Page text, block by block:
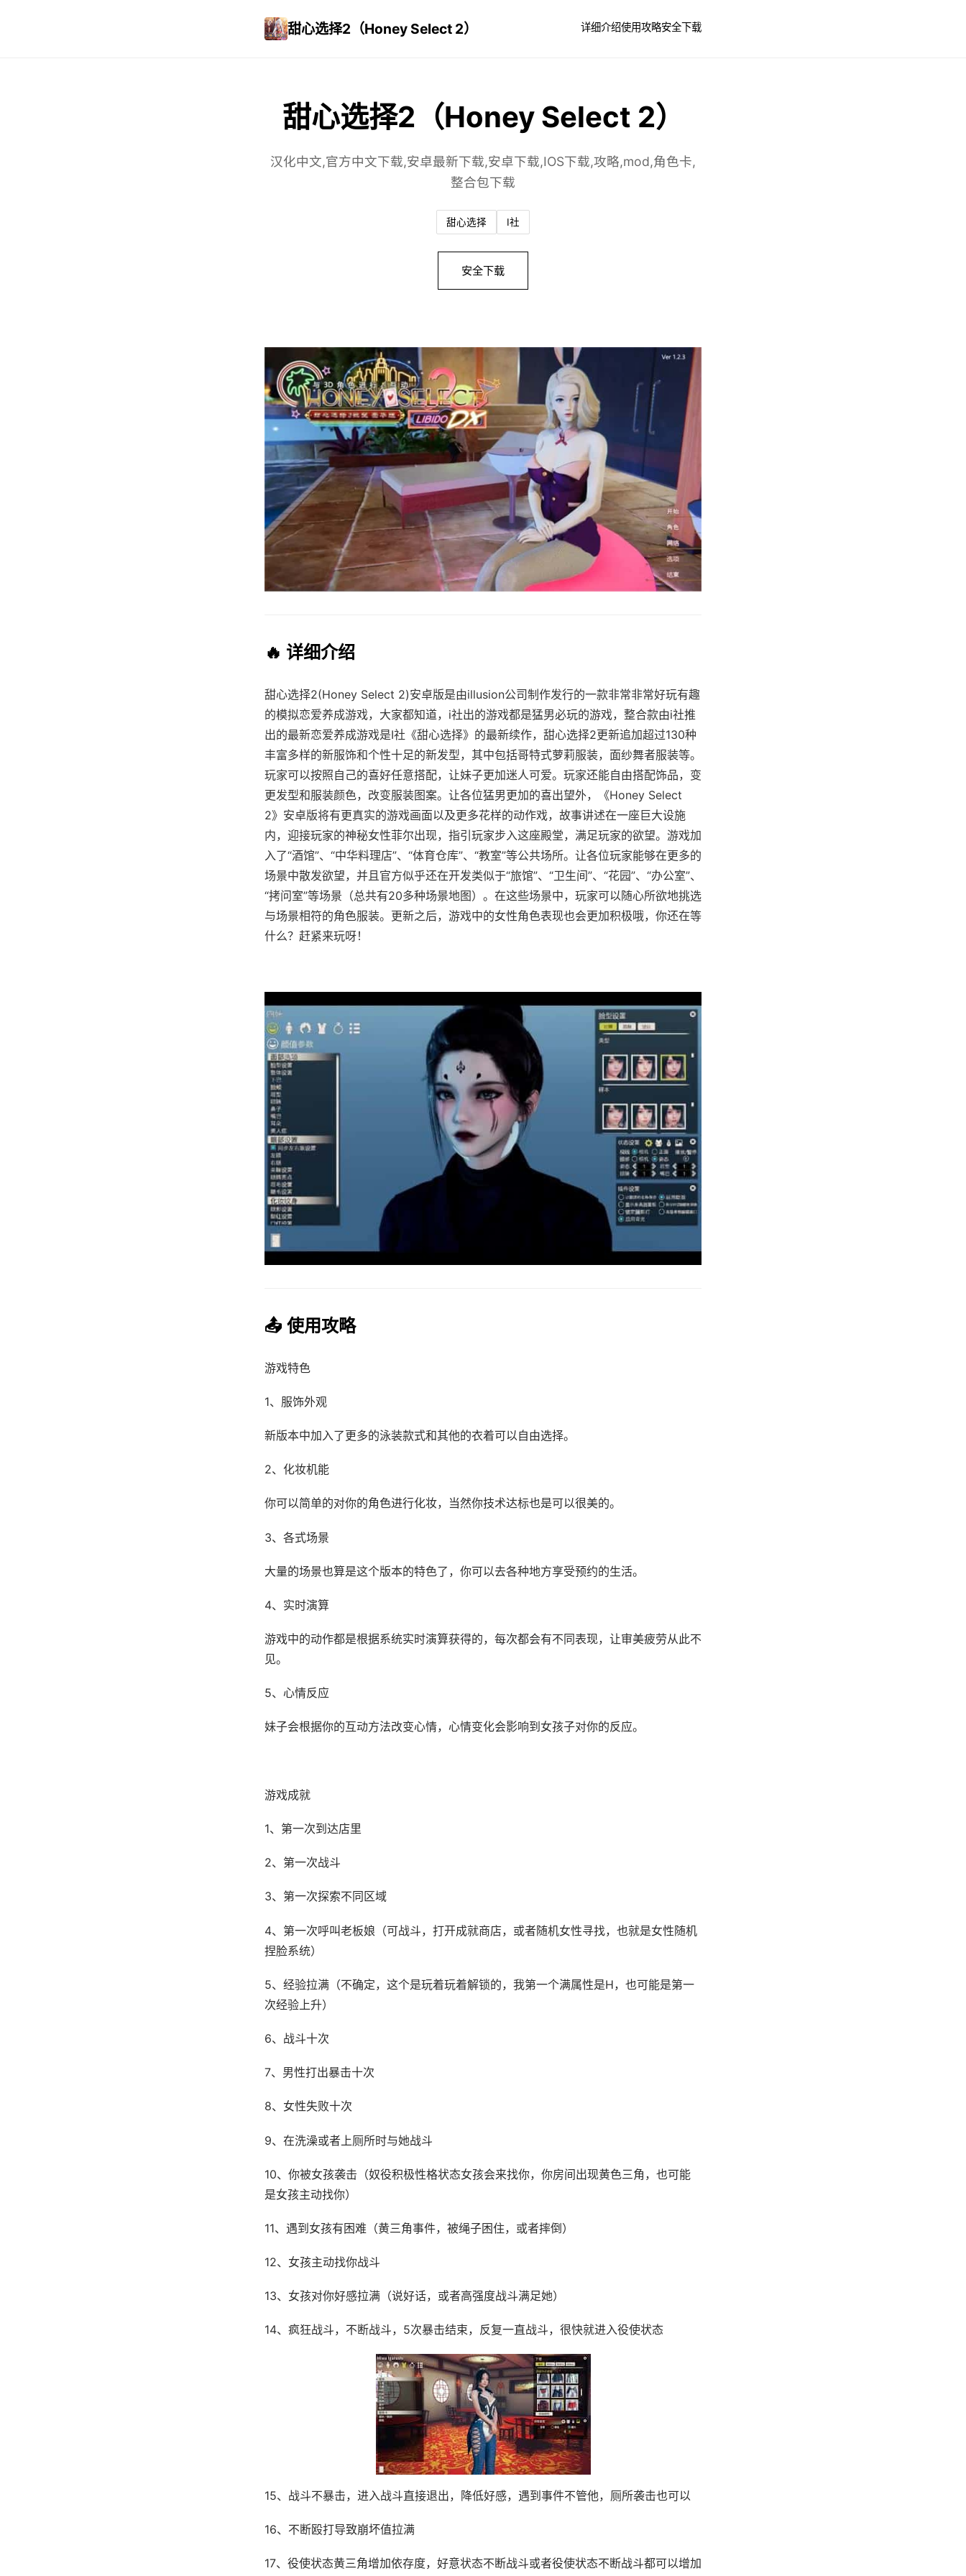
甜心选择2（Honey Select 2） 详细介绍使用攻略安全下载
甜心选择2（Honey Select 2）
汉化中文,官方中文下载,安卓最新下载,安卓下载,IOS下载,攻略,mod,角色卡,
整合包下载
甜心选择 I社
安全下载
🔥 详细介绍
甜心选择2(Honey Select 2)安卓版是由illusion公司制作发行的一款非常非常好玩有趣
的模拟恋爱养成游戏，大家都知道，i社出的游戏都是猛男必玩的游戏，整合款由i社推
出的最新恋爱养成游戏是I社《甜心选择》的最新续作，甜心选择2更新追加超过130种
丰富多样的新服饰和个性十足的新发型，其中包括哥特式萝莉服装，面纱舞者服装等。
玩家可以按照自己的喜好任意搭配，让妹子更加迷人可爱。玩家还能自由搭配饰品，变
更发型和服装颜色，改变服装图案。让各位猛男更加的喜出望外，《Honey Select
2》安卓版将有更真实的游戏画面以及更多花样的动作戏，故事讲述在一座巨大设施
内，迎接玩家的神秘女性菲尔出现，指引玩家步入这座殿堂，满足玩家的欲望。游戏加
入了“酒馆”、“中华料理店”、“体育仓库”、“教室”等公共场所。让各位玩家能够在更多的
场景中散发欲望，并且官方似乎还在开发类似于“旅馆”、“卫生间”、“花园”、“办公室”、
“拷问室”等场景（总共有20多种场景地图）。在这些场景中，玩家可以随心所欲地挑选
与场景相符的角色服装。更新之后，游戏中的女性角色表现也会更加积极哦，你还在等
什么？赶紧来玩呀！
📤 使用攻略
游戏特色
1、服饰外观
新版本中加入了更多的泳装款式和其他的衣着可以自由选择。
2、化妆机能
你可以简单的对你的角色进行化妆，当然你技术达标也是可以很美的。
3、各式场景
大量的场景也算是这个版本的特色了，你可以去各种地方享受预约的生活。
4、实时演算
游戏中的动作都是根据系统实时演算获得的，每次都会有不同表现，让审美疲劳从此不
见。
5、心情反应
妹子会根据你的互动方法改变心情，心情变化会影响到女孩子对你的反应。
游戏成就
1、第一次到达店里
2、第一次战斗
3、第一次探索不同区域
4、第一次呼叫老板娘（可战斗，打开成就商店，或者随机女性寻找，也就是女性随机
捏脸系统）
5、经验拉满（不确定，这个是玩着玩着解锁的，我第一个满属性是H，也可能是第一
次经验上升）
6、战斗十次
7、男性打出暴击十次
8、女性失败十次
9、在洗澡或者上厕所时与她战斗
10、你被女孩袭击（奴役积极性格状态女孩会来找你，你房间出现黄色三角，也可能
是女孩主动找你）
11、遇到女孩有困难（黄三角事件，被绳子困住，或者摔倒）
12、女孩主动找你战斗
13、女孩对你好感拉满（说好话，或者高强度战斗满足她）
14、疯狂战斗，不断战斗，5次暴击结束，反复一直战斗，很快就进入役使状态
15、战斗不暴击，进入战斗直接退出，降低好感，遇到事件不管他，厕所袭击也可以
16、不断殴打导致崩坏值拉满
17、役使状态黄三角增加依存度，好意状态不断战斗或者役使状态不断战斗都可以增加